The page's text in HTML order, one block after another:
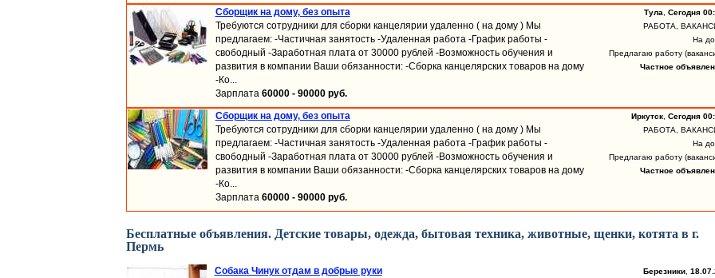
Сборщик на дому, без опыта
Требуются сотрудники для сборки канцелярии удаленно ( на дому ) Мы
предлагаем: -Частичная занятость -Удаленная работа -График работы -
свободный -Заработная плата от 30000 рублей -Возможность обучения и
развития в компании Ваши обязанности: -Сборка канцелярских товаров на дому
-Ко...
Зарплата 60000 - 90000 руб.
Тула
Сегодня
РАБОТА,
На
Предлагаю работу
Частное
Сборщик на дому, без опыта
Требуются сотрудники для сборки канцелярии удаленно ( на дому ) Мы
предлагаем: -Частичная занятость -Удаленная работа -График работы -
свободный -Заработная плата от 30000 рублей -Возможность обучения и
развития в компании Ваши обязанности: -Сборка канцелярских товаров на дому
-Ко...
Зарплата 60000 - 90000 руб.
Иркутск, Сегодня
РАБОТА,
На
Предлагаю работу
Частное
Бесплатные объявления. Детские товары, одежда, бытовая техника, животные, щенки, котята в г.
Пермь
Собака Чинук отдам в добрые руки
Березники,